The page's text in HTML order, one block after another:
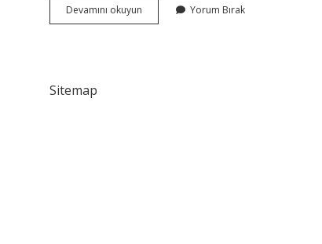
Devamını okuyun
Türk
Yorum Bırak
Sitemap